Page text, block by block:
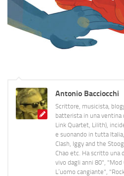
Antonio Bacciocchi
Scrittore, musicista,
batterista in una ventina
Link Quartet, Lilith),
e suonando in tutta
Clash, Iggy and the
Chao etc. Ha scritto una
vivo dagli anni 80", "Mod
L’uomo cangiante",